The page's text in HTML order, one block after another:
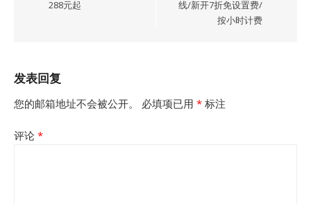
288元起
线/新开7折免设置费/
按小时计费
发表回复
您的邮箱地址不会被公开。
必填项已用 * 标注
评论 *